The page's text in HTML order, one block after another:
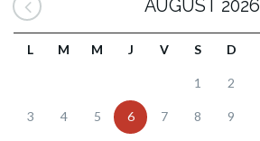
AUGUST 2026
L M M J V S D
1 2
3 4 5 6 7 8 9